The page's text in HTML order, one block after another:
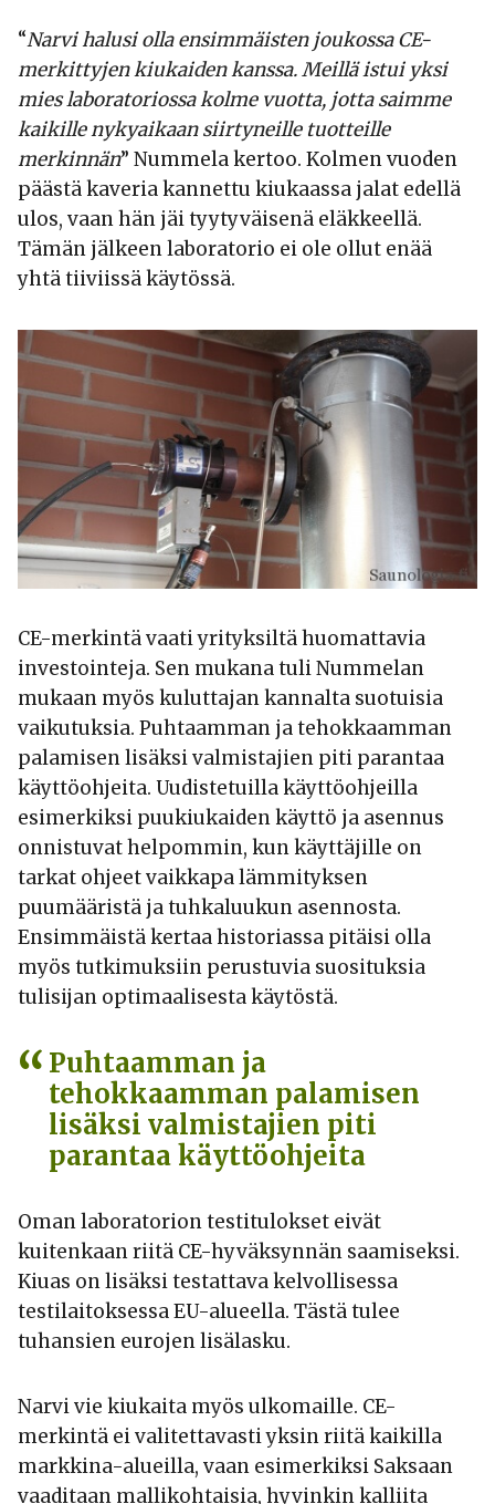
“Narvi halusi olla ensimmäisten joukossa CE-
merkittyjen kiukaiden kanssa. Meillä istui yksi
mies laboratoriossa kolme vuotta, jotta saimme
kaikille nykyaikaan siirtyneille tuotteille
merkinnän” Nummela kertoo. Kolmen vuoden
päästä kaveria kannettu kiukaassa jalat edellä
ulos, vaan hän jäi tyytyväisenä eläkkeellä.
Tämän jälkeen laboratorio ei ole ollut enää
yhtä tiiviissä käytössä.
CE-merkintä vaati yrityksiltä huomattavia
investointeja. Sen mukana tuli Nummelan
mukaan myös kuluttajan kannalta suotuisia
vaikutuksia. Puhtaamman ja tehokkaamman
palamisen lisäksi valmistajien piti parantaa
käyttöohjeita. Uudistetuilla käyttöohjeilla
esimerkiksi puukiukaiden käyttö ja asennus
onnistuvat helpommin, kun käyttäjille on
tarkat ohjeet vaikkapa lämmityksen
puumääristä ja tuhkaluukun asennosta.
Ensimmäistä kertaa historiassa pitäisi olla
myös tutkimuksiin perustuvia suosituksia
tulisijan optimaalisesta käytöstä.
Puhtaamman ja
tehokkaamman palamisen
lisäksi valmistajien piti
parantaa käyttöohjeita
Oman laboratorion testitulokset eivät
kuitenkaan riitä CE-hyväksynnän saamiseksi.
Kiuas on lisäksi testattava kelvollisessa
testilaitoksessa EU-alueella. Tästä tulee
tuhansien eurojen lisälasku.
Narvi vie kiukaita myös ulkomaille. CE-
merkintä ei valitettavasti yksin riitä kaikilla
markkina-alueilla, vaan esimerkiksi Saksaan
vaaditaan mallikohtaisia, hyvinkin kalliita